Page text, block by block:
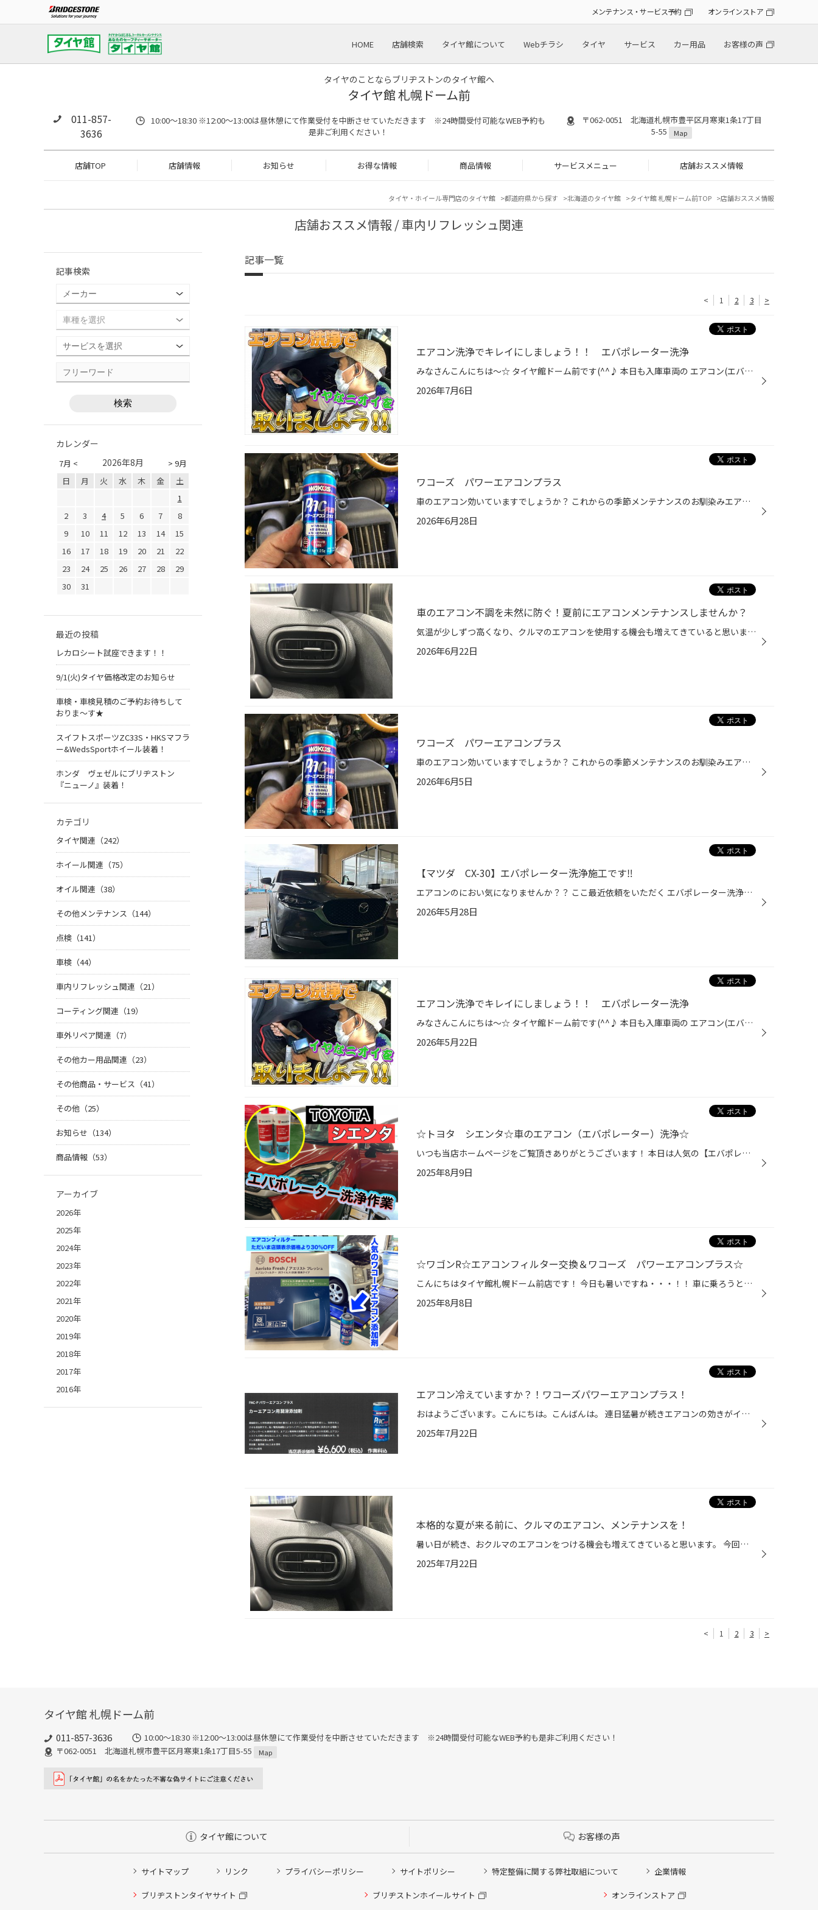
メンテナンス・サービス予約 オンラインストア
HOME 店舗検索 タイヤ館について Webチラシ タイヤ サービス カー用品 お客様の声
タイヤのことならブリヂストンのタイヤ館へ
タイヤ館 札幌ドーム前
011-857-
3636
10:00～18:30 ※12:00～13:00は昼休憩にて作業受付を中断させていただきます ※24時間受付可能なWEB予約も
是非ご利用ください！
〒062-0051 北海道札幌市豊平区月寒東1条17丁目
5-55
Map
店舗TOP 店舗情報 お知らせ お得な情報 商品情報 サービスメニュー 店舗おススメ情報
タイヤ・ホイール専門店のタイヤ館 都道府県から探す 北海道のタイヤ館 タイヤ館 札幌ドーム前TOP 店舗おススメ情報
店舗おススメ情報 / 車内リフレッシュ関連
記事一覧
< 1 2 3 >
エアコン洗浄でキレイにしましょう！！ エバポレーター洗浄
みなさんこんにちは～☆ タイヤ館ドーム前です(^^♪ 本日も入庫車両の エアコン(エバポレーター)の 洗浄施工をしました！ ご用命頂き、有難うございます☆ 画面付きのスプレーガンを使って エアコン内部を洗浄していきます♪ 洗浄剤を使って洗い流した後は、 除菌・消臭剤を使って 仕上げの除菌・消臭を...
2026年7月6日
ワコーズ パワーエアコンプラス
車のエアコン効いていますでしょうか？ これからの季節メンテナンスのお馴染みエアコン添加剤 ワコーズ パワーエアコンプラスの施工させていただきました！！ エアコンがぬるいということだったのでこちらの添加剤を注入！！ 施工後はバッチリヒエヒエな状態になりした！！ これで車内は快適な状態...
2026年6月28日
車のエアコン不調を未然に防ぐ！夏前にエアコンメンテナンスしませんか？
気温が少しずつ高くなり、クルマのエアコンを使用する機会も増えてきていると思います。 是非、夏本番を迎える前におクルマのエアコンのメンテナンスをしませんか？ 【より快適に♪今がおススメ！カーエアコンのメンテナンス】 ■エアコンガスクリーニング おクルマの経年劣化によって、エアコンの効...
2026年6月22日
ワコーズ パワーエアコンプラス
車のエアコン効いていますでしょうか？ これからの季節メンテナンスのお馴染みエアコン添加剤 ワコーズ パワーエアコンプラスの施工させていただきました！！ エアコンがぬるいということだったのでこちらの添加剤を注入！！ 施工後はバッチリヒエヒエな状態になりした！！ これで車内は快適な状態...
2026年6月5日
【マツダ CX-30】エバポレーター洗浄施工です‼
エアコンのにおい気になりませんか？？ ここ最近依頼をいただく エバポレーター洗浄をご紹介させてください！ エバポレーターって？？ エバポレーターは、カーエアコンの中にある部品です。ズバリ… 冷たい風を作る“主役”です！ エアコンをONにすると、 このエバポレーターが冷た〜い空気を生み出し...
2026年5月28日
エアコン洗浄でキレイにしましょう！！ エバポレーター洗浄
みなさんこんにちは～☆ タイヤ館ドーム前です(^^♪ 本日も入庫車両の エアコン(エバポレーター)の 洗浄施工をしました！ ご用命頂き、有難うございます☆ 画面付きのスプレーガンを使って エアコン内部を洗浄していきます♪ 洗浄剤を使って洗い流した後は、 除菌・消臭剤を使って 仕上げの除菌・消臭を...
2026年5月22日
☆トヨタ シエンタ☆車のエアコン（エバポレーター）洗浄☆
いつも当店ホームページをご覧頂きありがとうございます！ 本日は人気の【エバポレーター洗浄】のご紹介です！！ お車は『トヨタ／シエンタ』です！ 走行距離は約40,000ｋｍご走行されてました！ シエンタは、メーカーオプションで『nanoeX』という装備が つけられるらしく、こちらのお車にはnanoeX...
2025年8月9日
☆ワゴンR☆エアコンフィルター交換＆ワコーズ パワーエアコンプラス☆
こんにちはタイヤ館札幌ドーム前店です！ 今日も暑いですね・・・！！ 車に乗ろうとドアを開けた瞬間、モワ～っとした空気が嫌になります(T＿T) エンジンをかけた瞬間すぐエアコンをONにしても、 なかなか涼しくなってくれなかったり、 「A/C」のスイッチを押すと、いきなりパワーダウンしたりしま...
2025年8月8日
エアコン冷えていますか？！ワコーズパワーエアコンプラス！
おはようございます。こんにちは。こんばんは。 連日猛暑が続きエアコンの効きがイマイチと 来店頂いておりますが、皆さんはいかがでしょうか？ エアコンガスが入っていないとそもそもエアコンが効かない もちろんその通りなんですが、エアコンのコンプレッサーには 潤滑オイルのようなオイルも入っ...
2025年7月22日
本格的な夏が来る前に、クルマのエアコン、メンテナンスを！
暑い日が続き、おクルマのエアコンをつける機会も増えてきていると思います。 今回は暑い夏に向けた、おクルマのエアコン向け、おススメ商品のご紹介です！ 【おクルマのエアコン、メンテナンスにオススメ商品！】 エアコンには、コンプレッサーという、エアコンを動かす心臓のようなものがあり、 ...
2025年7月22日
< 1 2 3 >
記事検索
カレンダー
7月 < > 9月
2026年8月
日 月 火 水 木 金
土
1
2
3 4 5 6 7
8
9
10 11 12 13 14
15
16
17 18 19 20 21
22
23
24 25 26 27 28
29
30
31
最近の投稿
レカロシート試座できます！！
9/1(火)タイヤ価格改定のお知らせ
車検・車検見積のご予約お待ちして
おりま～す★
スイフトスポーツZC33S・HKSマフラ
ー&WedsSportホイール装着！
ホンダ ヴェゼルにブリヂストン
『ニューノ』装着！
カテゴリ
タイヤ関連（242）
ホイール関連（75）
オイル関連（38）
その他メンテナンス（144）
点検（141）
車検（44）
車内リフレッシュ関連（21）
コーティング関連（19）
車外リペア関連（7）
その他カー用品関連（23）
その他商品・サービス（41）
その他（25）
お知らせ（134）
商品情報（53）
アーカイブ
2026年
2025年
2024年
2023年
2022年
2021年
2020年
2019年
2018年
2017年
2016年
タイヤ館 札幌ドーム前
011-857-3636
10:00～18:30 ※12:00～13:00は昼休憩にて作業受付を中断させていただきます ※24時間受付可能なWEB予約も是非ご利用ください！
〒062-0051 北海道札幌市豊平区月寒東1条17丁目5-55
Map
タイヤ館について お客様の声
サイトマップ リンク プライバシーポリシー サイトポリシー 特定整備に関する弊社取組について 企業情報
ブリヂストンタイヤサイト ブリヂストンホイールサイト オンラインストア
タイヤ点検・安全点検/タイヤ履き替え/オイル交換/その他ピット作業の予約
クローク契約会員専用タイヤ履き替え※タイヤ履き替えを希望のクローク契約会員の方はこちらを選択ください